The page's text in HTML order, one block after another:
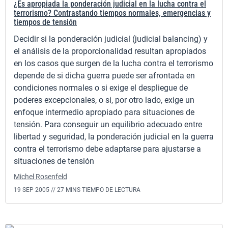
¿Es apropiada la ponderación judicial en la lucha contra el
terrorismo? Contrastando tiempos normales, emergencias y
tiempos de tensión
Decidir si la ponderación judicial (judicial balancing) y
el análisis de la proporcionalidad resultan apropiados
en los casos que surgen de la lucha contra el terrorismo
depende de si dicha guerra puede ser afrontada en
condiciones normales o si exige el despliegue de
poderes excepcionales, o si, por otro lado, exige un
enfoque intermedio apropiado para situaciones de
tensión. Para conseguir un equilibrio adecuado entre
libertad y seguridad, la ponderación judicial en la guerra
contra el terrorismo debe adaptarse para ajustarse a
situaciones de tensión
Michel Rosenfeld
19 SEP 2005 // 27 MINS TIEMPO DE LECTURA